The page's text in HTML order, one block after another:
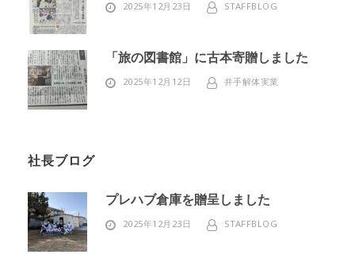
2025年12月23日 STAFFBLOG
「旅の図書館」に古本寄贈しました
2025年12月12日 井手解体実業
社長ブログ
プレハブ倉庫を贈呈しました
2025年12月23日 STAFFBLOG